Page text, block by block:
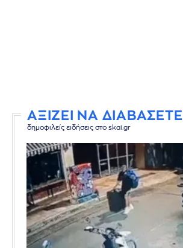
ΑΞΙΖΕΙ ΝΑ ΔΙΑΒΑΣΕΤΕ
δημοφιλείς ειδήσεις στο skai.gr